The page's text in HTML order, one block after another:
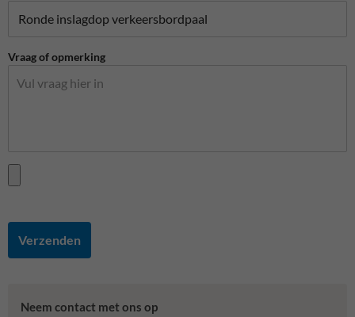
Vraag of opmerking
Verzenden
Neem contact met ons op